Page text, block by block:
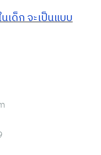
เด็ก จะเป็นแบบ